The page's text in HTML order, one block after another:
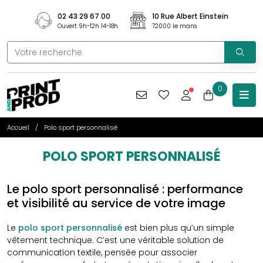
02 43 29 67 00
Ouvert 9h-12h 14-18h
10 Rue Albert Einstein
72000 le mans
0
Accueil Polo sport personnalisé
POLO SPORT PERSONNALISÉ
Le polo sport personnalisé : performance
et visibilité au service de votre image
Le polo sport personnalisé est bien plus qu’un simple
vêtement technique. C’est une véritable solution de
communication textile, pensée pour associer